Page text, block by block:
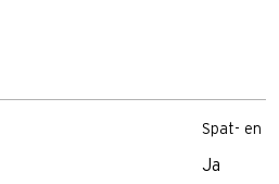
Spat- en
Ja